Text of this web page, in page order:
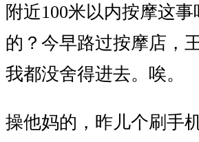
附近100米以内按摩这
的？今早路过按摩店，
我都没舍得进去。唉。
操他妈的，昨儿个刷手